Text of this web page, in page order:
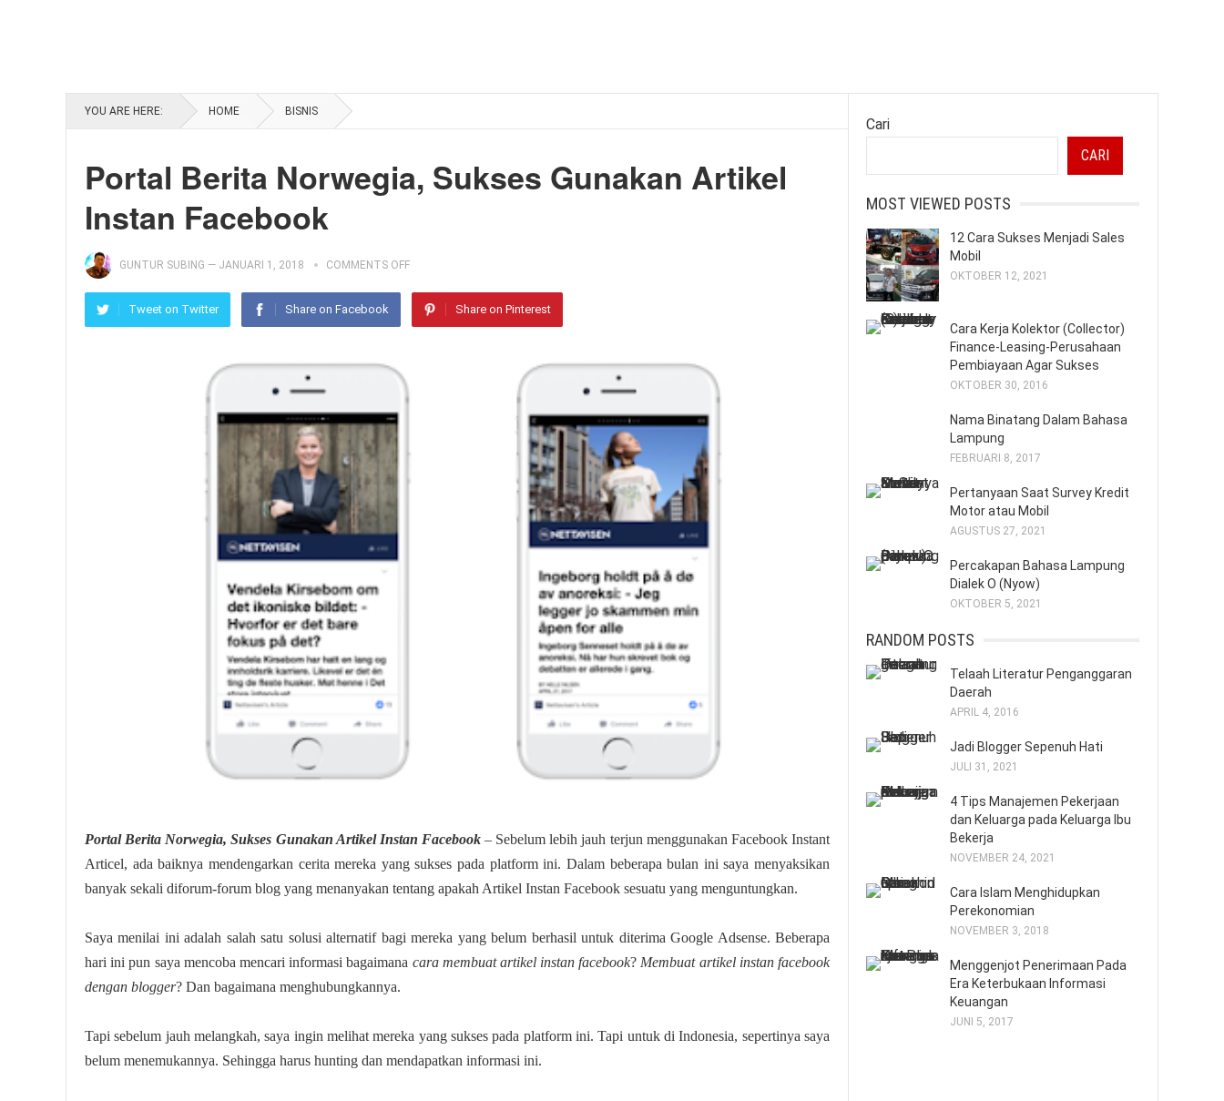
YOU ARE HERE: HOME BISNIS
Portal Berita Norwegia, Sukses Gunakan Artikel
Instan Facebook
GUNTUR SUBING — JANUARI 1, 2018 COMMENTS OFF
Tweet on Twitter Share on Facebook Share on Pinterest
Portal Berita Norwegia, Sukses Gunakan Artikel Instan Facebook– Sebelum lebih jauh terjun menggunakan Facebook Instant
Articel, ada baiknya mendengarkan cerita mereka yang sukses pada platform ini. Dalam beberapa bulan ini saya menyaksikan
banyak sekali diforum-forum blog yang menanyakan tentang apakah Artikel Instan Facebook sesuatu yang menguntungkan.
Saya menilai ini adalah salah satu solusi alternatif bagi mereka yang belum berhasil untuk diterima Google Adsense. Beberapa
hari ini pun saya mencoba mencari informasi bagaimana cara membuat artikel instan facebook? Membuat artikel instan facebook
dengan blogger? Dan bagaimana menghubungkannya.
Tapi sebelum jauh melangkah, saya ingin melihat mereka yang sukses pada platform ini. Tapi untuk di Indonesia, sepertinya saya
belum menemukannya. Sehingga harus hunting dan mendapatkan informasi ini.
Cari
CARI
MOST VIEWED POSTS
12 Cara Sukses Menjadi Sales
Mobil
OKTOBER 12, 2021
Cara Kerja Kolektor (Collector)
Finance-Leasing-Perusahaan
Pembiayaan Agar Sukses
OKTOBER 30, 2016
Nama Binatang Dalam Bahasa
Lampung
FEBRUARI 8, 2017
Pertanyaan Saat Survey Kredit
Motor atau Mobil
AGUSTUS 27, 2021
Percakapan Bahasa Lampung
Dialek O (Nyow)
OKTOBER 5, 2021
RANDOM POSTS
Telaah Literatur Penganggaran
Daerah
APRIL 4, 2016
Jadi Blogger Sepenuh Hati
JULI 31, 2021
4 Tips Manajemen Pekerjaan
dan Keluarga pada Keluarga Ibu
Bekerja
NOVEMBER 24, 2021
Cara Islam Menghidupkan
Perekonomian
NOVEMBER 3, 2018
Menggenjot Penerimaan Pada
Era Keterbukaan Informasi
Keuangan
JUNI 5, 2017